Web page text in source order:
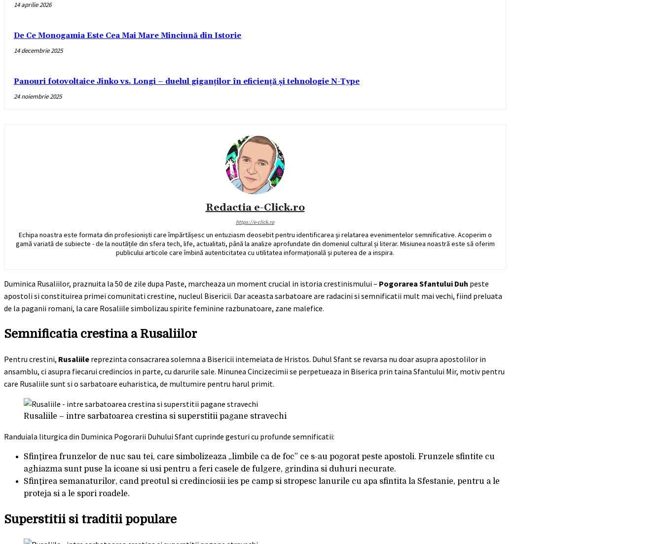
14 aprilie 2026
De Ce Monogamia Este Cea Mai Mare Minciună din Istorie
14 decembrie 2025
Panouri fotovoltaice Jinko vs. Longi – duelul giganților în eficiență și tehnologie N-Type
24 noiembrie 2025
Redactia e-Click.ro
https://e-click.ro
Echipa noastra este formata din profesioniști care împărtășesc un entuziasm deosebit pentru identificarea și relatarea evenimentelor semnificative. Acoperim o
gamă variată de subiecte - de la noutățile din sfera tech, life, actualitati, până la analize aprofundate din domeniul cultural și literar. Misiunea noastră este să oferim
publicului articole care îmbină autenticitatea cu utilitatea informațională și puterea de a inspira.
Duminica Rusaliilor, praznuita la 50 de zile dupa Paste, marcheaza un moment crucial in istoria crestinismului – Pogorarea Sfantului Duh peste
apostoli si constituirea primei comunitati crestine, nucleul Bisericii. Dar aceasta sarbatoare are radacini si semnificatii mult mai vechi, fiind preluata
de la paganii romani, la care Rosaliile simbolizau spirite feminine razbunatoare, zane malefice.
Semnificatia crestina a Rusaliilor
Pentru crestini, Rusaliile reprezinta consacrarea solemna a Bisericii intemeiata de Hristos. Duhul Sfant se revarsa nu doar asupra apostolilor in
ansamblu, ci asupra fiecarui credincios in parte, cu darurile sale. Minunea Cincizecimii se perpetueaza in Biserica prin taina Sfantului Mir, motiv pentru
care Rusaliile sunt si o sarbatoare euharistica, de multumire pentru harul primit.
Rusaliile – intre sarbatoarea crestina si superstitii pagane stravechi
Randuiala liturgica din Duminica Pogorarii Duhului Sfant cuprinde gesturi cu profunde semnificatii:
Sfinţirea frunzelor de nuc sau tei, care simbolizeaza „limbile ca de foc” ce s-au pogorat peste apostoli. Frunzele sfintite cu
aghiazma sunt puse la icoane si usi pentru a feri casele de fulgere, grindina si duhuri necurate.
Sfinţirea semanaturilor, cand preotul si credinciosii ies pe camp si stropesc lanurile cu apa sfintita la Sfestanie, pentru a le
proteja si a le spori roadele.
Superstitii si traditii populare